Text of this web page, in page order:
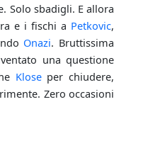
Solo sbadigli. E allora
e i fischi a Petkovic,
Onazi. Bruttissima
una questione
Kloseper chiudere,
Zero occasioni